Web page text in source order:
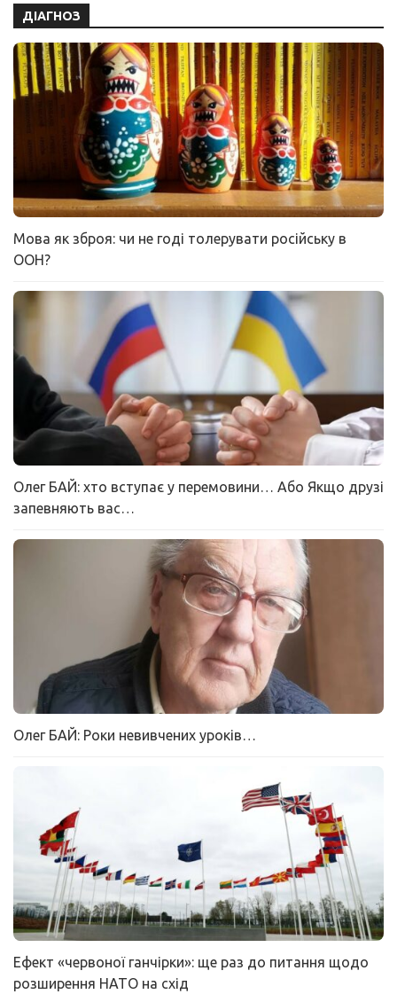
ДІАГНОЗ
Мова як зброя: чи не годі толерувати російську в
ООН?
Олег БАЙ: хто вступає у перемовини… Або Якщо друзі
запевняють вас…
Олег БАЙ: Роки невивчених уроків…
Ефект «червоної ганчірки»: ще раз до питання щодо
розширення НАТО на схід